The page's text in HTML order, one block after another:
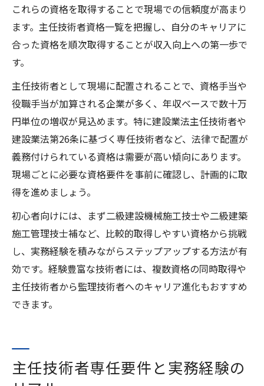
これらの資格を取得することで現場での信頼度が高まり
ます。主任技術者資格一覧を把握し、自分のキャリアに
合った資格を順次取得することが収入向上への第一歩で
す。
主任技術者として現場に配置されることで、資格手当や
役職手当が加算される企業が多く、年収ベースで数十万
円単位の増収が見込めます。特に建設業法主任技術者や
建設業法第26条に基づく専任技術者など、法律で配置が
義務付けられている資格は需要が高い傾向にあります。
現場ごとに必要な資格要件を事前に確認し、計画的に取
得を進めましょう。
初心者向けには、まず二級建設機械施工技士や二級建築
施工管理技士補など、比較的取得しやすい資格から挑戦
し、実務経験を積みながらステップアップする方法が有
効です。経験豊富な技術者には、複数資格の同時取得や
主任技術者から監理技術者へのキャリア進化もおすすめ
できます。
主任技術者専任要件と実務経験の